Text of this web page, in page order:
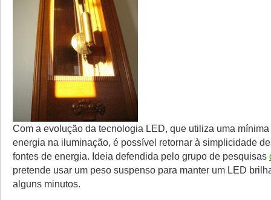
Com a evolução da tecnologia LED, que utiliza uma
energia na iluminação, é possível retornar à simplicidade
fontes de energia. Ideia defendida pelo grupo de pesquisas
pretende usar um peso suspenso para manter um LED
alguns minutos.